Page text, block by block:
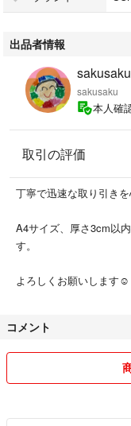
出品者情報
sakusaku
本人確
取引の評価
丁寧で迅速な取り引きを
A4サイズ、厚さ3cm以
す。
よろしくお願いします☺︎
コメント